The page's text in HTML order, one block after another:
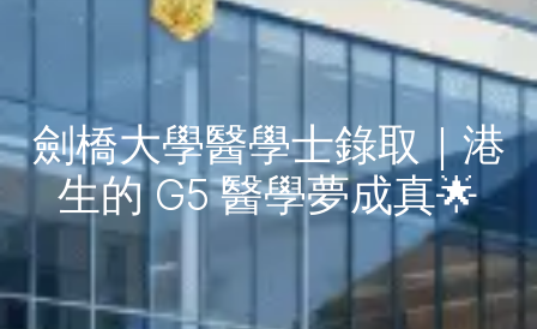
劍橋大學醫學士錄取｜港
生的 G5 醫學夢成真🌟